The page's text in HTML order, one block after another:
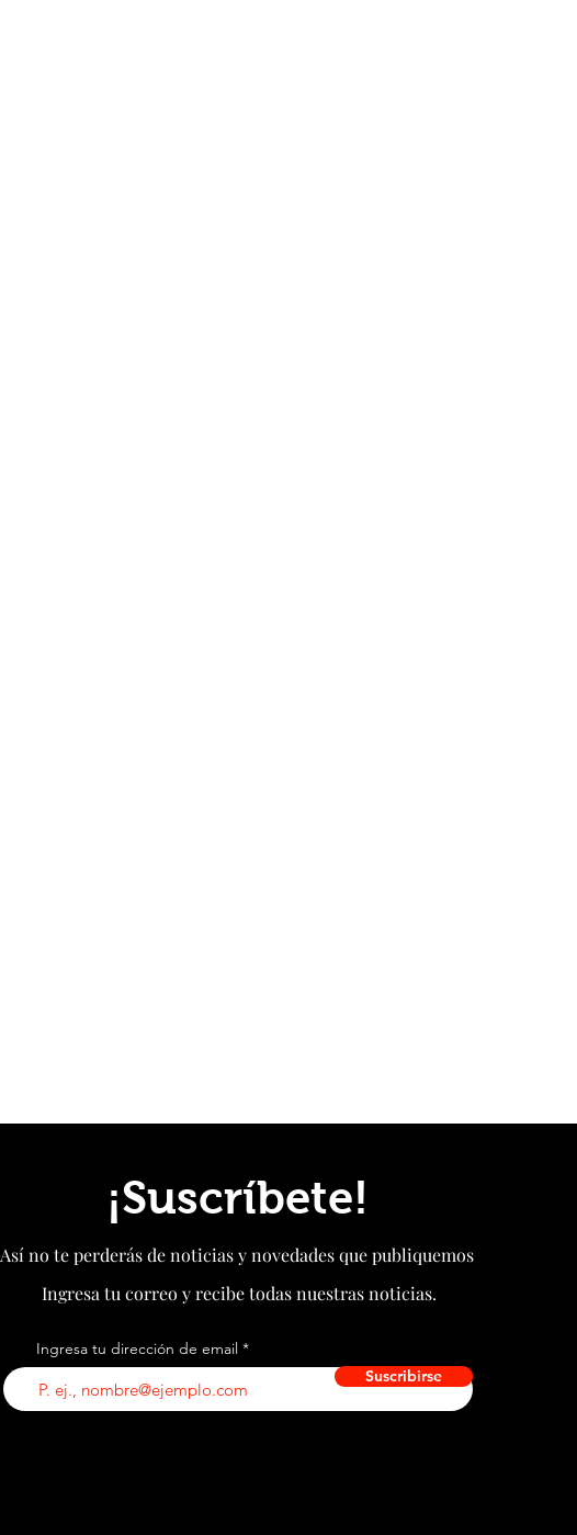
¡Suscríbete!
Así no te perderás de noticias y novedades que publiquemos
Ingresa tu correo y recibe todas nuestras noticias.
Ingresa tu dirección de email
Suscribirse